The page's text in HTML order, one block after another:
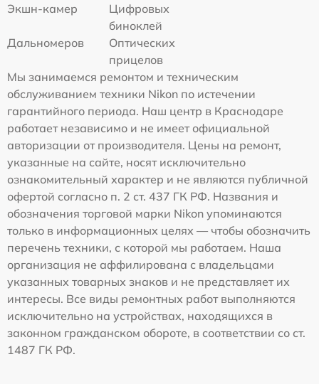
Экшн-камер
Цифровых
биноклей
Дальномеров
Оптических
прицелов
Мы занимаемся ремонтом и техническим
обслуживанием техники Nikon по истечении
гарантийного периода. Наш центр в Краснодаре
работает независимо и не имеет официальной
авторизации от производителя. Цены на ремонт,
указанные на сайте, носят исключительно
ознакомительный характер и не являются публичной
офертой согласно п. 2 ст. 437 ГК РФ. Названия и
обозначения торговой марки Nikon упоминаются
только в информационных целях — чтобы обозначить
перечень техники, с которой мы работаем. Наша
организация не аффилирована с владельцами
указанных товарных знаков и не представляет их
интересы. Все виды ремонтных работ выполняются
исключительно на устройствах, находящихся в
законном гражданском обороте, в соответствии со ст.
1487 ГК РФ.